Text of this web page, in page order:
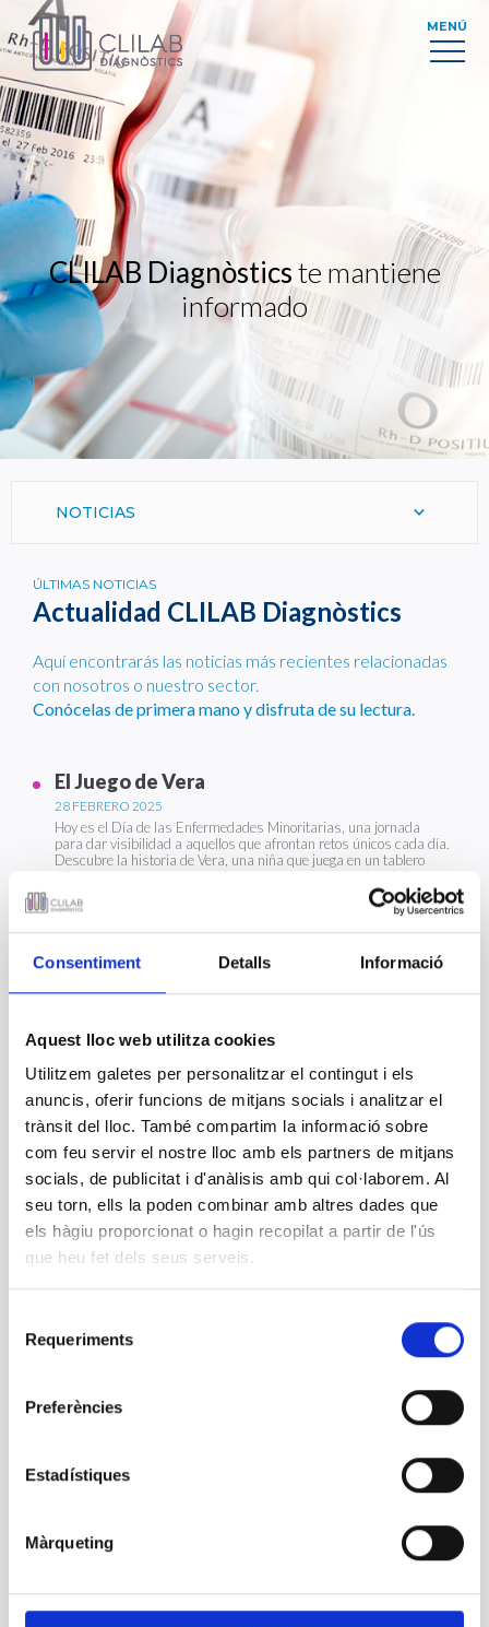
Consentiment Detalls Informació
Aquest lloc web utilitza cookies
Utilitzem galetes per personalitzar el contingut i els
anuncis, oferir funcions de mitjans socials i analitzar el
trànsit del lloc. També compartim la informació sobre
com feu servir el nostre lloc amb els partners de mitjans
socials, de publicitat i d'anàlisis amb qui col·laborem. Al
seu torn, ells la poden combinar amb altres dades que
els hàgiu proporcionat o hagin recopilat a partir de l'ús
que heu fet dels seus serveis.
Requeriments
Preferències
Estadístiques
Màrqueting
MENÚ
CLILAB Diagnòsticste mantiene
informado
ÚLTIMAS NOTICIAS
Actualidad CLILAB Diagnòstics
Aquí encontrarás las noticias más recientes relacionadas
con nosotros o nuestro sector.
Conócelas de primera mano y disfruta de su lectura.
El Juego de Vera
28 FEBRERO 2025
Hoy es el Día de las Enfermedades Minoritarias, una jornada
para dar visibilidad a aquellos que afrontan retos únicos cada día.
Descubre la historia de Vera, una niña que juega en un tablero
diferente, donde cada pequeño avance es una gran victoria."
Penedès visita CLILAB Diagnòstics para
conocer los servicios de análisis clínicos y
31 ENERO 2025
de la Región Sanitaria del Penedès, quien ha podido conocer de
cerca nuestra actividad en el ámbito del diagnóstico clínico y la
anatomía patológica.
El alcalde de Vilafranca del Penedès visita
la central de Análisis Clínicos de CLILAB
Diagnòstics dentro del programa
#AlcaldíaDeProximidad para conocer su
institucional del alcalde de Vi-lafranca del Penedès, FranCisco
Romero, acompañado de Jordi Junyent (concejal de Salud) y
24 DICIEMBRE 2024
¡CLILAB Diagnòstic os desea una Feliz Navidad y un próspero
DIABETES DESDE LA MIRADA DE UN NIÑO.
NOTICIAS